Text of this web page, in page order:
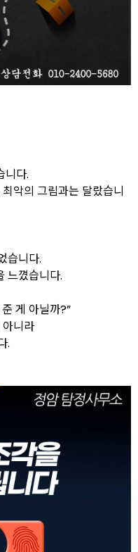
니다.
악의 그림과는 달랐습니
습니다.
느꼈습니다.
게 아닐까?”
니라
.